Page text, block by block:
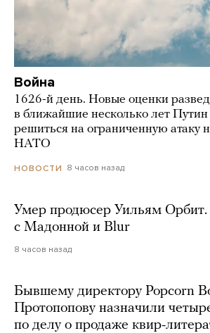
Война
1626-й день. Новые оценки
в ближайшие несколько лет
решиться на ограниченную атаку
НАТО
НОВОСТИ 8 часов назад
Умер продюсер Уильям Орбит.
с Мадонной и Blur
8 часов назад
Бывшему директору Popcorn
Протопопову назначили
по делу о продаже квир-